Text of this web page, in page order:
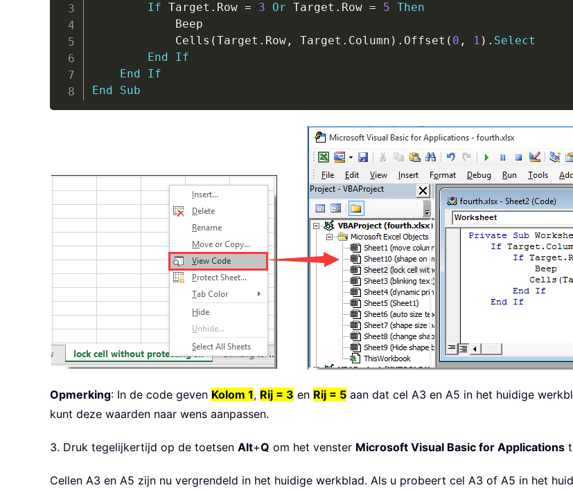
If Target . Row = 3 Or Target . Row = 5 Then
            Beep
            Cells
(Target . Row, Target . Column ) . Offset ( 0 , 1 ) . Select
End
If
End
If
End
Sub
Opmerking: In de code geven Kolom 1, Rij = 3 en Rij = 5 aan dat cel A3 en A5 in het huidige
kunt deze waarden naar wens aanpassen.
3. Druk tegelijkertijd op de toetsen Alt+Q om het venster Microsoft Visual Basic for Applications
Cellen A3 en A5 zijn nu vergrendeld in het huidige werkblad. Als u probeert cel A3 of A5 in het